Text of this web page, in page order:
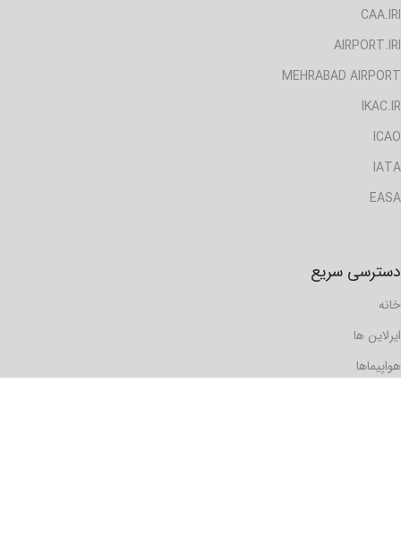
CAA.IRI
AIRPORT.IRI
MEHRABAD AIRPORT
IKAC.IR
ICAO
IATA
EASA
دسترسی سریع
خانه
ایرلاین ها
هواپیماها